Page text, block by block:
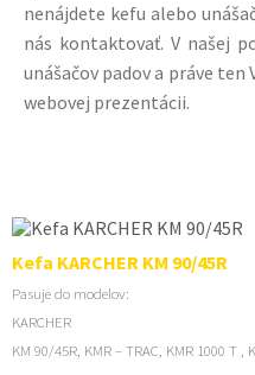
nenájdete kefu alebo
nás kontaktovať. V našej
unášačov padov a práve ten
webovej prezentácii.
Kefa KARCHER KM 90/45R
Pasuje do modelov:
KARCHER
KM 90/45R, KMR – TRAC, KMR 1000 T ,